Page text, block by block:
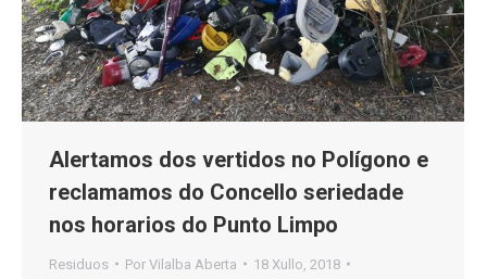
Alertamos dos vertidos no Polígono e
reclamamos do Concello seriedade
nos horarios do Punto Limpo
Residuos Por Vilalba Aberta
18 Xullo, 2018